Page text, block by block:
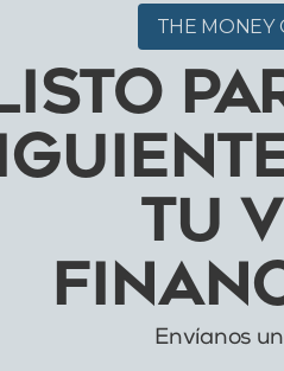
THE MONEY
TU
Envíanos